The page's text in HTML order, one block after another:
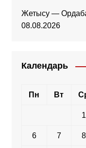
Жетысу —
08.08.2026
Календарь
Пн Вт
1
6 7 8